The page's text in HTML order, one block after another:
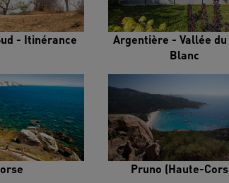
- Itinérance
Argentière - Vallée du
Blanc
Pruno (Haute-